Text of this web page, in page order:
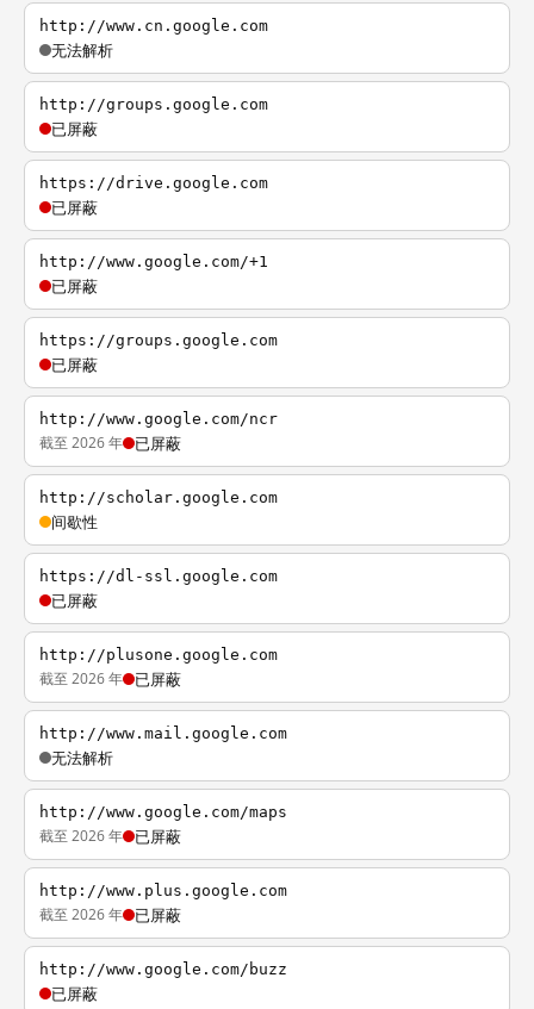
http://www.cn.google.com
无法解析
http://groups.google.com
已屏蔽
https://drive.google.com
已屏蔽
http://www.google.com/+1
已屏蔽
https://groups.google.com
已屏蔽
http://www.google.com/ncr
截至 2026 年 已屏蔽
http://scholar.google.com
间歇性
https://dl-ssl.google.com
已屏蔽
http://plusone.google.com
截至 2026 年 已屏蔽
http://www.mail.google.com
无法解析
http://www.google.com/maps
截至 2026 年 已屏蔽
http://www.plus.google.com
截至 2026 年 已屏蔽
http://www.google.com/buzz
已屏蔽